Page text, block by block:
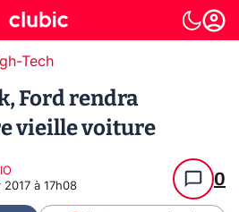
Tech
Ford rendra
vieille voiture
2017 à 17h08 0